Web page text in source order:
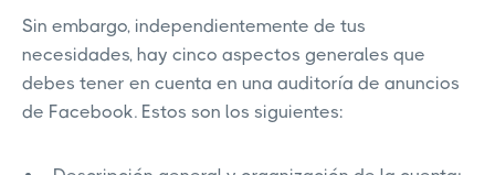
Sin embargo, independientemente de tus
necesidades, hay cinco aspectos generales que
debes tener en cuenta en una auditoría de anuncios
de Facebook. Estos son los siguientes: